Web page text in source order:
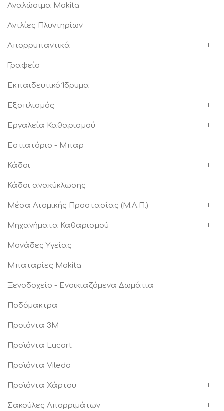
Αναλώσιμα Makita
Αντλίες Πλυντηρίων
Απορρυπαντικά
Γραφείο
Εκπαιδευτικό Ίδρυμα
Εξοπλισμός
Εργαλεία Καθαρισμού
Εστιατόριο - Μπαρ
Κάδοι
Κάδοι ανακύκλωσης
Μέσα Ατομικής Προστασίας (Μ.Α.Π.)
Μηχανήματα Καθαρισμού
Μονάδες Υγείας
Μπαταρίες Makita
Ξενοδοχείο - Ενοικιαζόμενα Δωμάτια
Ποδόμακτρα
Προιόντα 3Μ
Προϊόντα Lucart
Προϊόντα Vileda
Προϊόντα Χάρτου
Σακούλες Απορριμάτων